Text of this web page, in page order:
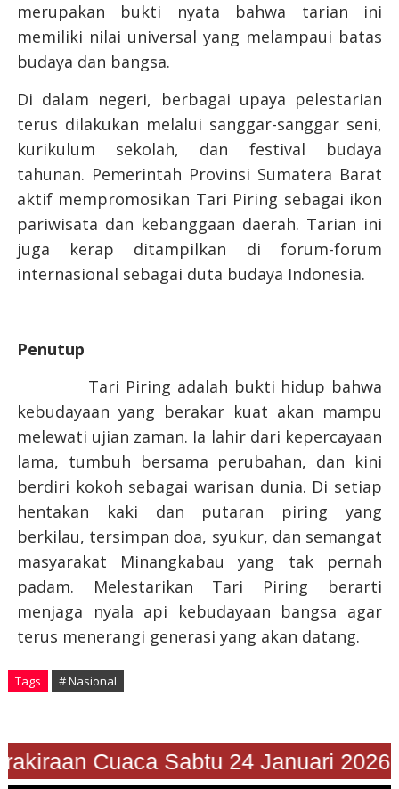
merupakan bukti nyata bahwa tarian ini
memiliki nilai universal yang melampaui batas
budaya dan bangsa.
Di dalam negeri, berbagai upaya pelestarian
terus dilakukan melalui sanggar-sanggar seni,
kurikulum sekolah, dan festival budaya
tahunan. Pemerintah Provinsi Sumatera Barat
aktif mempromosikan Tari Piring sebagai ikon
pariwisata dan kebanggaan daerah. Tarian ini
juga kerap ditampilkan di forum-forum
internasional sebagai duta budaya Indonesia.
Penutup
Tari Piring adalah bukti hidup bahwa
kebudayaan yang berakar kuat akan mampu
melewati ujian zaman. Ia lahir dari kepercayaan
lama, tumbuh bersama perubahan, dan kini
berdiri kokoh sebagai warisan dunia. Di setiap
hentakan kaki dan putaran piring yang
berkilau, tersimpan doa, syukur, dan semangat
masyarakat Minangkabau yang tak pernah
padam. Melestarikan Tari Piring berarti
menjaga nyala api kebudayaan bangsa agar
terus menerangi generasi yang akan datang.
Tags # Nasional
"Prakiraan Cuaca Sabtu 24 Januari